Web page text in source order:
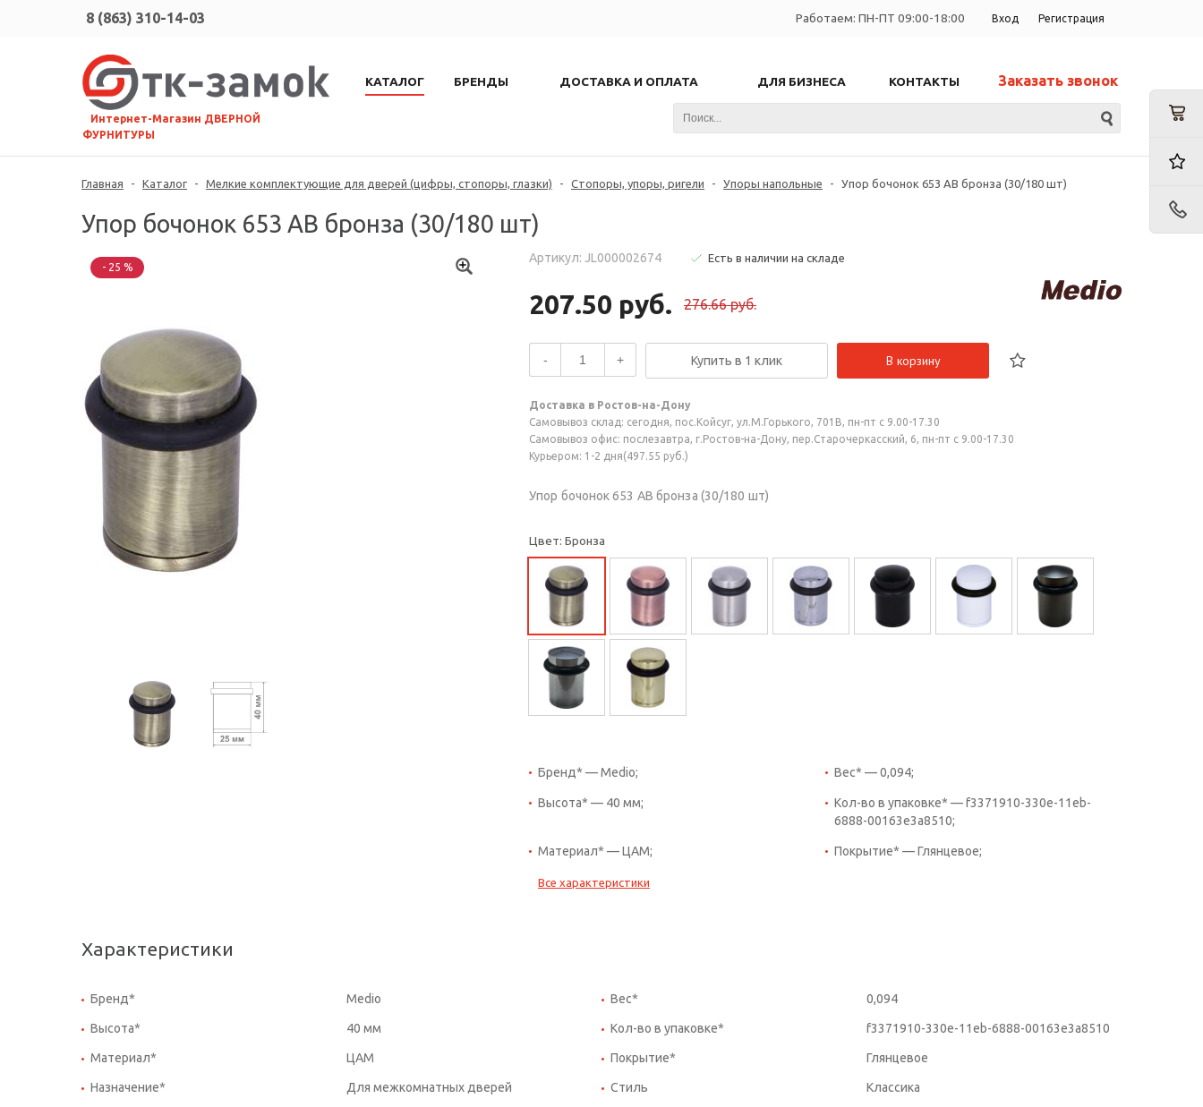
Вход Регистрация
Работаем: ПН-ПТ 09:00-18:00
8 (863) 310-14-03
⠀Интернет-Магазин ДВЕРНОЙ
ФУРНИТУРЫ
КАТАЛОГ БРЕНДЫ ДОСТАВКА И ОПЛАТА ДЛЯ БИЗНЕСА КОНТАКТЫ Заказать звонок
Главная - Каталог - Мелкие комплектующие для дверей (цифры, стопоры, глазки) - Стопоры, упоры, ригели - Упоры напольные - Упор бочонок 653 AB бронза (30/180 шт)
Упор бочонок 653 AB бронза (30/180 шт)
- 25 %
Артикул: JL000002674 Есть в наличии на складе
207.50 руб. 276.66 руб.
- + Купить в 1 клик В корзину
Доставка в Ростов-на-Дону
Самовывоз склад: сегодня, пос.Койсуг, ул.М.Горького, 701В, пн-пт с 9.00-17.30
Самовывоз офис: послезавтра, г.Ростов-на-Дону, пер.Старочеркасский, 6, пн-пт с 9.00-17.30
Курьером: 1-2 дня(497.55 руб.)
Упор бочонок 653 AB бронза (30/180 шт)
Цвет: Бронза
Бренд* — Medio; Вес* — 0,094;
Высота* — 40 мм;
Кол-во в упаковке* — f3371910-330e-11eb-
6888-00163e3a8510;
Материал* — ЦАМ; Покрытие* — Глянцевое;
Все характеристики
Характеристики
Бренд* Medio Вес* 0,094
Высота* 40 мм Кол-во в упаковке* f3371910-330e-11eb-6888-00163e3a8510
Материал* ЦАМ Покрытие* Глянцевое
Назначение* Для межкомнатных дверей Стиль Классика